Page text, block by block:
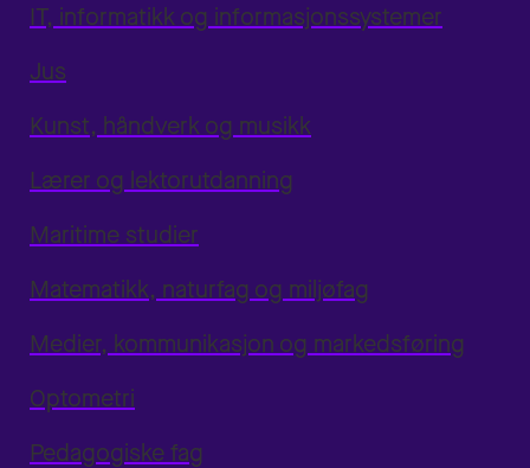
IT, informatikk og informasjonssystemer
Jus
Kunst, håndverk og musikk
Lærer og lektorutdanning
Maritime studier
Matematikk, naturfag og miljøfag
Medier, kommunikasjon og markedsføring
Optometri
Pedagogiske fag